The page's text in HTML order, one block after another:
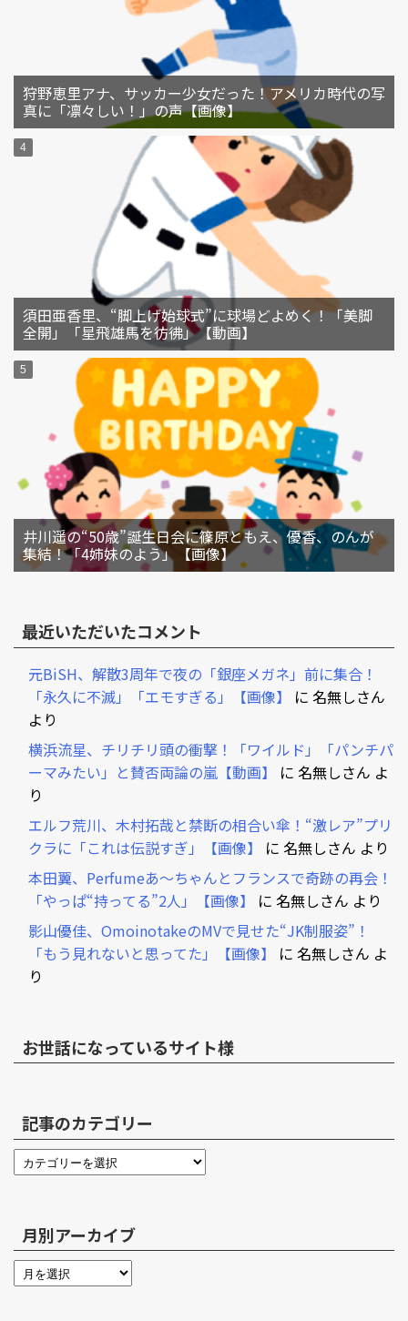
狩野恵里アナ、サッカー少女だった！アメリカ時代の写
真に「凛々しい！」の声【画像】
須田亜香里、“脚上げ始球式”に球場どよめく！「美脚
全開」「星飛雄馬を彷彿」【動画】
井川遥の“50歳”誕生日会に篠原ともえ、優香、のんが
集結！「4姉妹のよう」【画像】
最近いただいたコメント
元BiSH、解散3周年で夜の「銀座メガネ」前に集合！
「永久に不滅」「エモすぎる」【画像】
に 名無しさん
より
横浜流星、チリチリ頭の衝撃！「ワイルド」「パンチパ
ーマみたい」と賛否両論の嵐【動画】
に 名無しさん よ
り
エルフ荒川、木村拓哉と禁断の相合い傘！“激レア”プリ
クラに「これは伝説すぎ」【画像】
に 名無しさん より
本田翼、Perfumeあ～ちゃんとフランスで奇跡の再会！
「やっぱ“持ってる”2人」【画像】
に 名無しさん より
影山優佳、OmoinotakeのMVで見せた“JK制服姿”！
「もう見れないと思ってた」【画像】
に 名無しさん よ
り
お世話になっているサイト様
記事のカテゴリー
月別アーカイブ